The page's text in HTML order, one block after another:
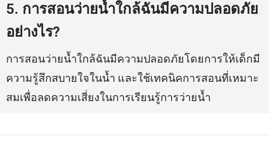
5. การสอนว่ายน้ำใกล้ฉันมีความปลอดภัย
อย่างไร?
การสอนว่ายน้ำใกล้ฉันมีความปลอดภัยโดยการให้เด็กมี
ความรู้สึกสบายใจในน้ำ และใช้เทคนิคการสอนที่เหมาะ
สมเพื่อลดความเสี่ยงในการเรียนรู้การว่ายน้ำ